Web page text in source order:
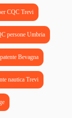
CQC Trevi
persone Umbria
Bevagna
nautica Trevi